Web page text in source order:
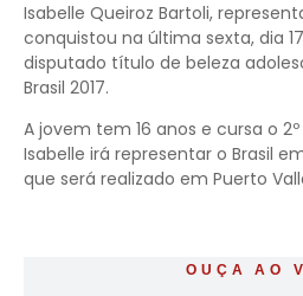
Isabelle Queiroz Bartoli,
conquistou na última sexta, dia
disputado título de beleza
Brasil 2017.
A jovem tem 16 anos e cursa o
Isabelle irá representar o Brasil
que será realizado em Puerto
OUÇA AO